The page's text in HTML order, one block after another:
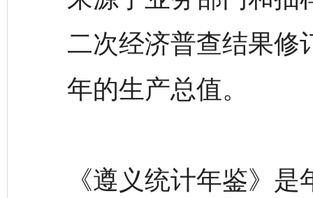
二次经济普查结果修
年的生产总值。
《遵义统计年鉴》